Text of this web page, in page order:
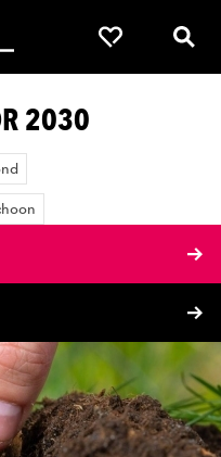
Favorieten
2030